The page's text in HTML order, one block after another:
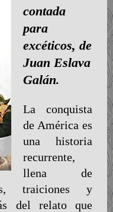
contada
para
excéticos, de
Juan Eslava
Galán.
La conquista
de América es
una historia
recurrente,
llena de
traiciones y
del relato que